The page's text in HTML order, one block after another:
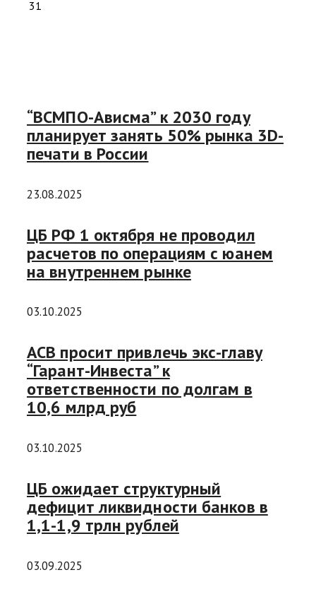
31
“ВСМПО-Ависма” к 2030 году
планирует занять 50% рынка 3D-
печати в России
23.08.2025
ЦБ РФ 1 октября не проводил
расчетов по операциям с юанем
на внутреннем рынке
03.10.2025
АСВ просит привлечь экс-главу
“Гарант-Инвеста” к
ответственности по долгам в
10,6 млрд руб
03.10.2025
ЦБ ожидает структурный
дефицит ликвидности банков в
1,1-1,9 трлн рублей
03.09.2025